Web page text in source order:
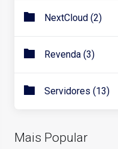
NextCloud (2)
Revenda (3)
Servidores (13)
Mais Popular